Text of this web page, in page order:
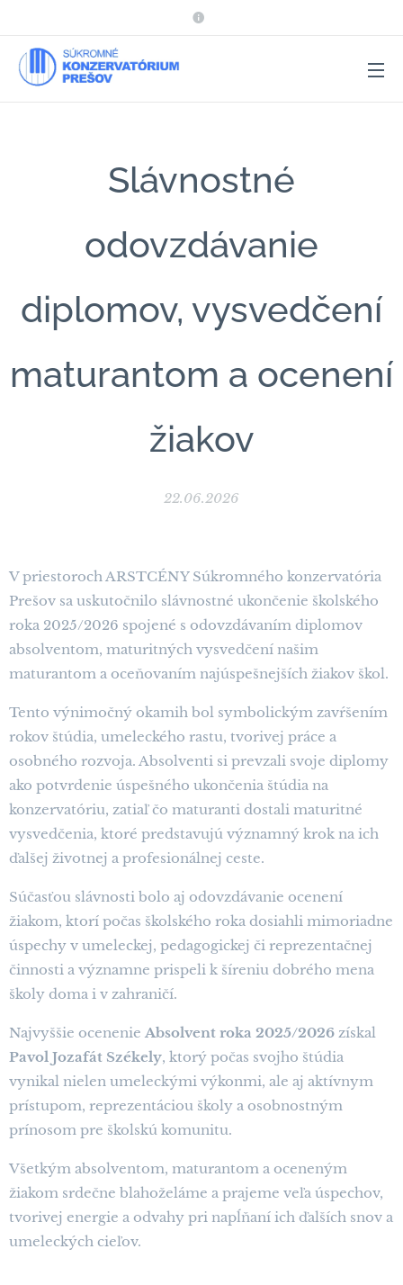
Slávnostné
odovzdávanie
diplomov, vysvedčení
maturantom a ocenení
žiakov
22.06.2026
V priestoroch ARSTCÉNY Súkromného konzervatória
Prešov sa uskutočnilo slávnostné ukončenie školského
roka 2025/2026 spojené s odovzdávaním diplomov
absolventom, maturitných vysvedčení našim
maturantom a oceňovaním najúspešnejších žiakov škol.
Tento výnimočný okamih bol symbolickým zavŕšením
rokov štúdia, umeleckého rastu, tvorivej práce a
osobného rozvoja. Absolventi si prevzali svoje diplomy
ako potvrdenie úspešného ukončenia štúdia na
konzervatóriu, zatiaľ čo maturanti dostali maturitné
vysvedčenia, ktoré predstavujú významný krok na ich
ďalšej životnej a profesionálnej ceste.
Súčasťou slávnosti bolo aj odovzdávanie ocenení
žiakom, ktorí počas školského roka dosiahli mimoriadne
úspechy v umeleckej, pedagogickej či reprezentačnej
činnosti a významne prispeli k šíreniu dobrého mena
školy doma i v zahraničí.
Najvyššie ocenenie Absolvent roka 2025/2026 získal
Pavol Jozafát Székely, ktorý počas svojho štúdia
vynikal nielen umeleckými výkonmi, ale aj aktívnym
prístupom, reprezentáciou školy a osobnostným
prínosom pre školskú komunitu.
Všetkým absolventom, maturantom a oceneným
žiakom srdečne blahoželáme a prajeme veľa úspechov,
tvorivej energie a odvahy pri napĺňaní ich ďalších snov a
umeleckých cieľov. ❤️🎓✨